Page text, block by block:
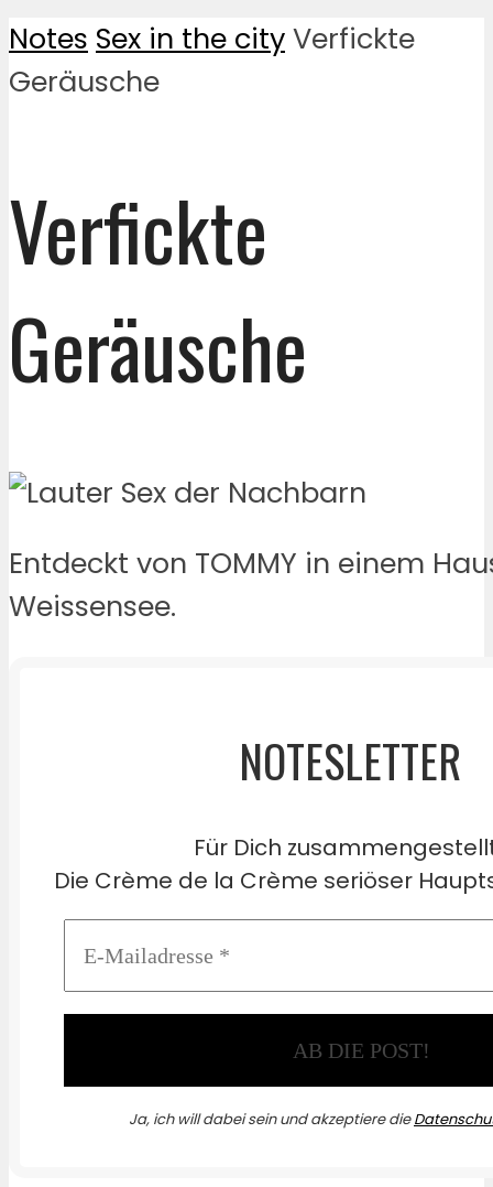
Notes Sex in the cityVerfickte
Geräusche
Verfickte
Geräusche
Entdeckt von TOMMY in einem
Weissensee.
NOTESLETTER
Für Dich
Die Crème de la Crème seriöser
Ja, ich will dabei sein und akzeptiere die